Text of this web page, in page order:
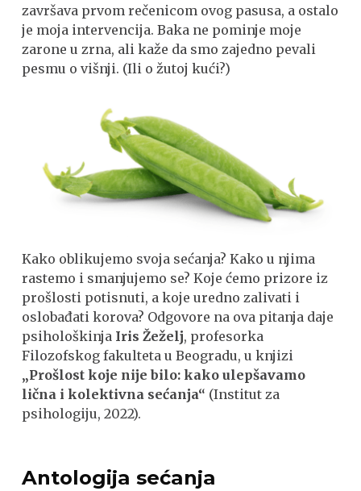
završava prvom rečenicom ovog pasusa, a ostalo
je moja intervencija. Baka ne pominje moje
zarone u zrna, ali kaže da smo zajedno pevali
pesmu o višnji. (Ili o žutoj kući?)
Kako oblikujemo svoja sećanja? Kako u njima
rastemo i smanjujemo se? Koje ćemo prizore iz
prošlosti potisnuti, a koje uredno zalivati i
oslobađati korova? Odgovore na ova pitanja daje
psihološkinja Iris Žeželj, profesorka
Filozofskog fakulteta u Beogradu, u knjizi
„Prošlost koje nije bilo: kako ulepšavamo
lična i kolektivna sećanja“ (Institut za
psihologiju, 2022).
Antologija sećanja